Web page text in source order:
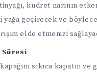
kudret narının
yağa geçirecek ve
elde etmenizi
Süresi
sıkıca kapatın ve